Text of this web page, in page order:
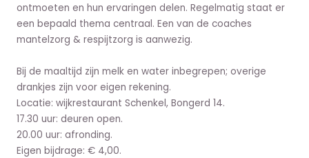
ontmoeten en hun ervaringen delen. Regelmatig staat er
een bepaald thema centraal. Een van de coaches
mantelzorg & respijtzorg is aanwezig.
Bij de maaltijd zijn melk en water inbegrepen; overige
drankjes zijn voor eigen rekening.
Locatie: wijkrestaurant Schenkel, Bongerd 14.
17.30 uur: deuren open.
20.00 uur: afronding.
Eigen bijdrage: € 4,00.